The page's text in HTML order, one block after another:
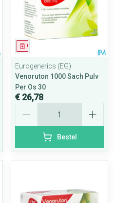
Geneesmiddel
Eurogenerics (EG)
Venoruton 1000 Sach Pulv
Per Os 30
€ 26,78
Bestel